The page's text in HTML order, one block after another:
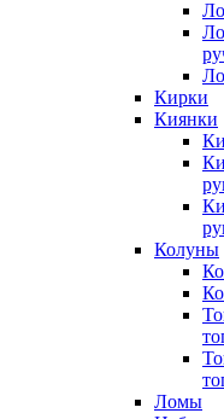
Кирки
Киянки
Колуны
Ломы